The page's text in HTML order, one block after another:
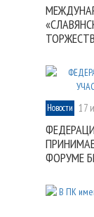
Новости 17
ФОРУМЕ